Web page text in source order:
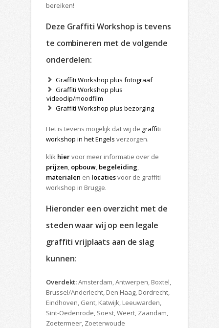
bereiken!
Deze Graffiti Workshop is tevens
te combineren met de volgende
onderdelen:
Graffiti Workshop plus fotograaf
Graffiti Workshop plus
videoclip/moodfilm
Graffiti Workshop plus bezorging
Het is tevens mogelijk dat wij de graffiti
workshop in het Engels verzorgen.
klik hiervoor meer informatie over de
prijzen, opbouw, begeleiding,
materialen en locatiesvoor de graffiti
workshop in Brugge.
Hieronder een overzicht met de
steden waar wij op een legale
graffiti vrijplaats aan de slag
kunnen:
Overdekt:Amsterdam, Antwerpen, Boxtel,
Brussel/Anderlecht, Den Haag, Dordrecht,
Eindhoven, Gent, Katwijk, Leeuwarden,
Sint-Oedenrode, Soest, Weert, Zaandam,
Zoetermeer, Zoeterwoude